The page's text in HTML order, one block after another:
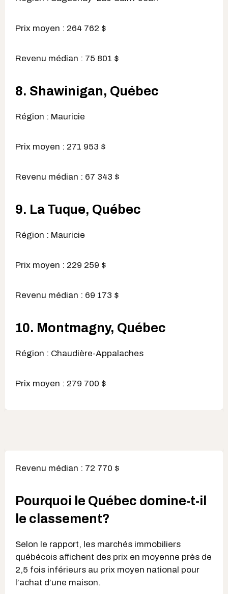
Prix moyen : 264 762 $
Revenu médian : 75 801 $
8. Shawinigan, Québec
Région : Mauricie
Prix moyen : 271 953 $
Revenu médian : 67 343 $
9. La Tuque, Québec
Région : Mauricie
Prix moyen : 229 259 $
Revenu médian : 69 173 $
10. Montmagny, Québec
Région : Chaudière-Appalaches
Prix moyen : 279 700 $
Revenu médian : 72 770 $
Pourquoi le Québec domine-t-il
le classement?
Selon le rapport, les marchés immobiliers
québécois affichent des prix en moyenne près de
2,5 fois inférieurs au prix moyen national pour
l’achat d’une maison.